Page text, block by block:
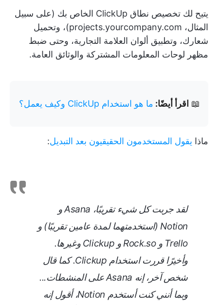
يتيح لك تخصيص نطاق ClickUp الخاص بك (على سبيل
المثال، projects.yourcompany.com)، وتحميل
شعارك، وتطبيق ألوان العلامة التجارية، وحتى ضبط
مظهر لوحات المعلومات المشتركة والوثائق العامة.
📖 اقرأ أيضًا: ما هو استخدام ClickUp وكيف يعمل؟
ماذا يقول المستخدمون الحقيقيون بعد التبديل:
لقد جربت كل شيء تقريبًا، Asana و
Notion (استخدمتهما لمدة عامين تقريبًا) و
Trello و Rock.so و Clickup وغيرها.
وأخيرًا قررت استخدام Clickup. كما قال
شخص آخر، إنه Asana على المنشطات...
وبما أنني كنت أستخدم Notion، أقول إنه